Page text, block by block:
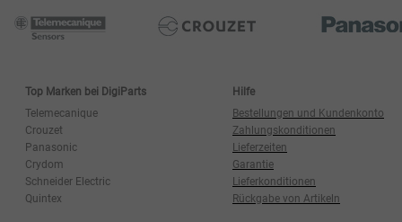
Top Marken bei DigiParts
Hilfe
Telemecanique
Bestellungen und Kundenkonto
Crouzet
Zahlungskonditionen
Panasonic
Lieferzeiten
Crydom
Garantie
Schneider Electric
Lieferkonditionen
Quintex
Rückgabe von Artikeln